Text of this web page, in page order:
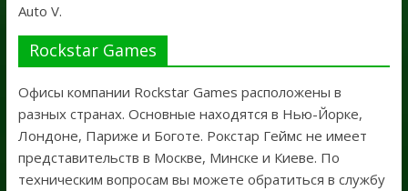
Auto V.
Rockstar Games
Офисы компании Rockstar Games расположены в
разных странах. Основные находятся в Нью-Йорке,
Лондоне, Париже и Боготе. Рокстар Геймс не имеет
представительств в Москве, Минске и Киеве. По
техническим вопросам вы можете обратиться в службу